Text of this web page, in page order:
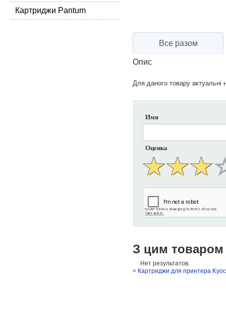
Картриджи Pantum
Все разом
Опис
Для даного товару актуальні
Имя
Оценка
З цим товаром
Нет результатов.
< Картриджи для принтера